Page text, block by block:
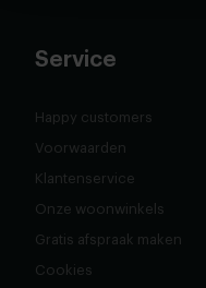
Service
Happy customers
Voorwaarden
Klantenservice
Onze woonwinkels
Gratis afspraak maken
Cookies